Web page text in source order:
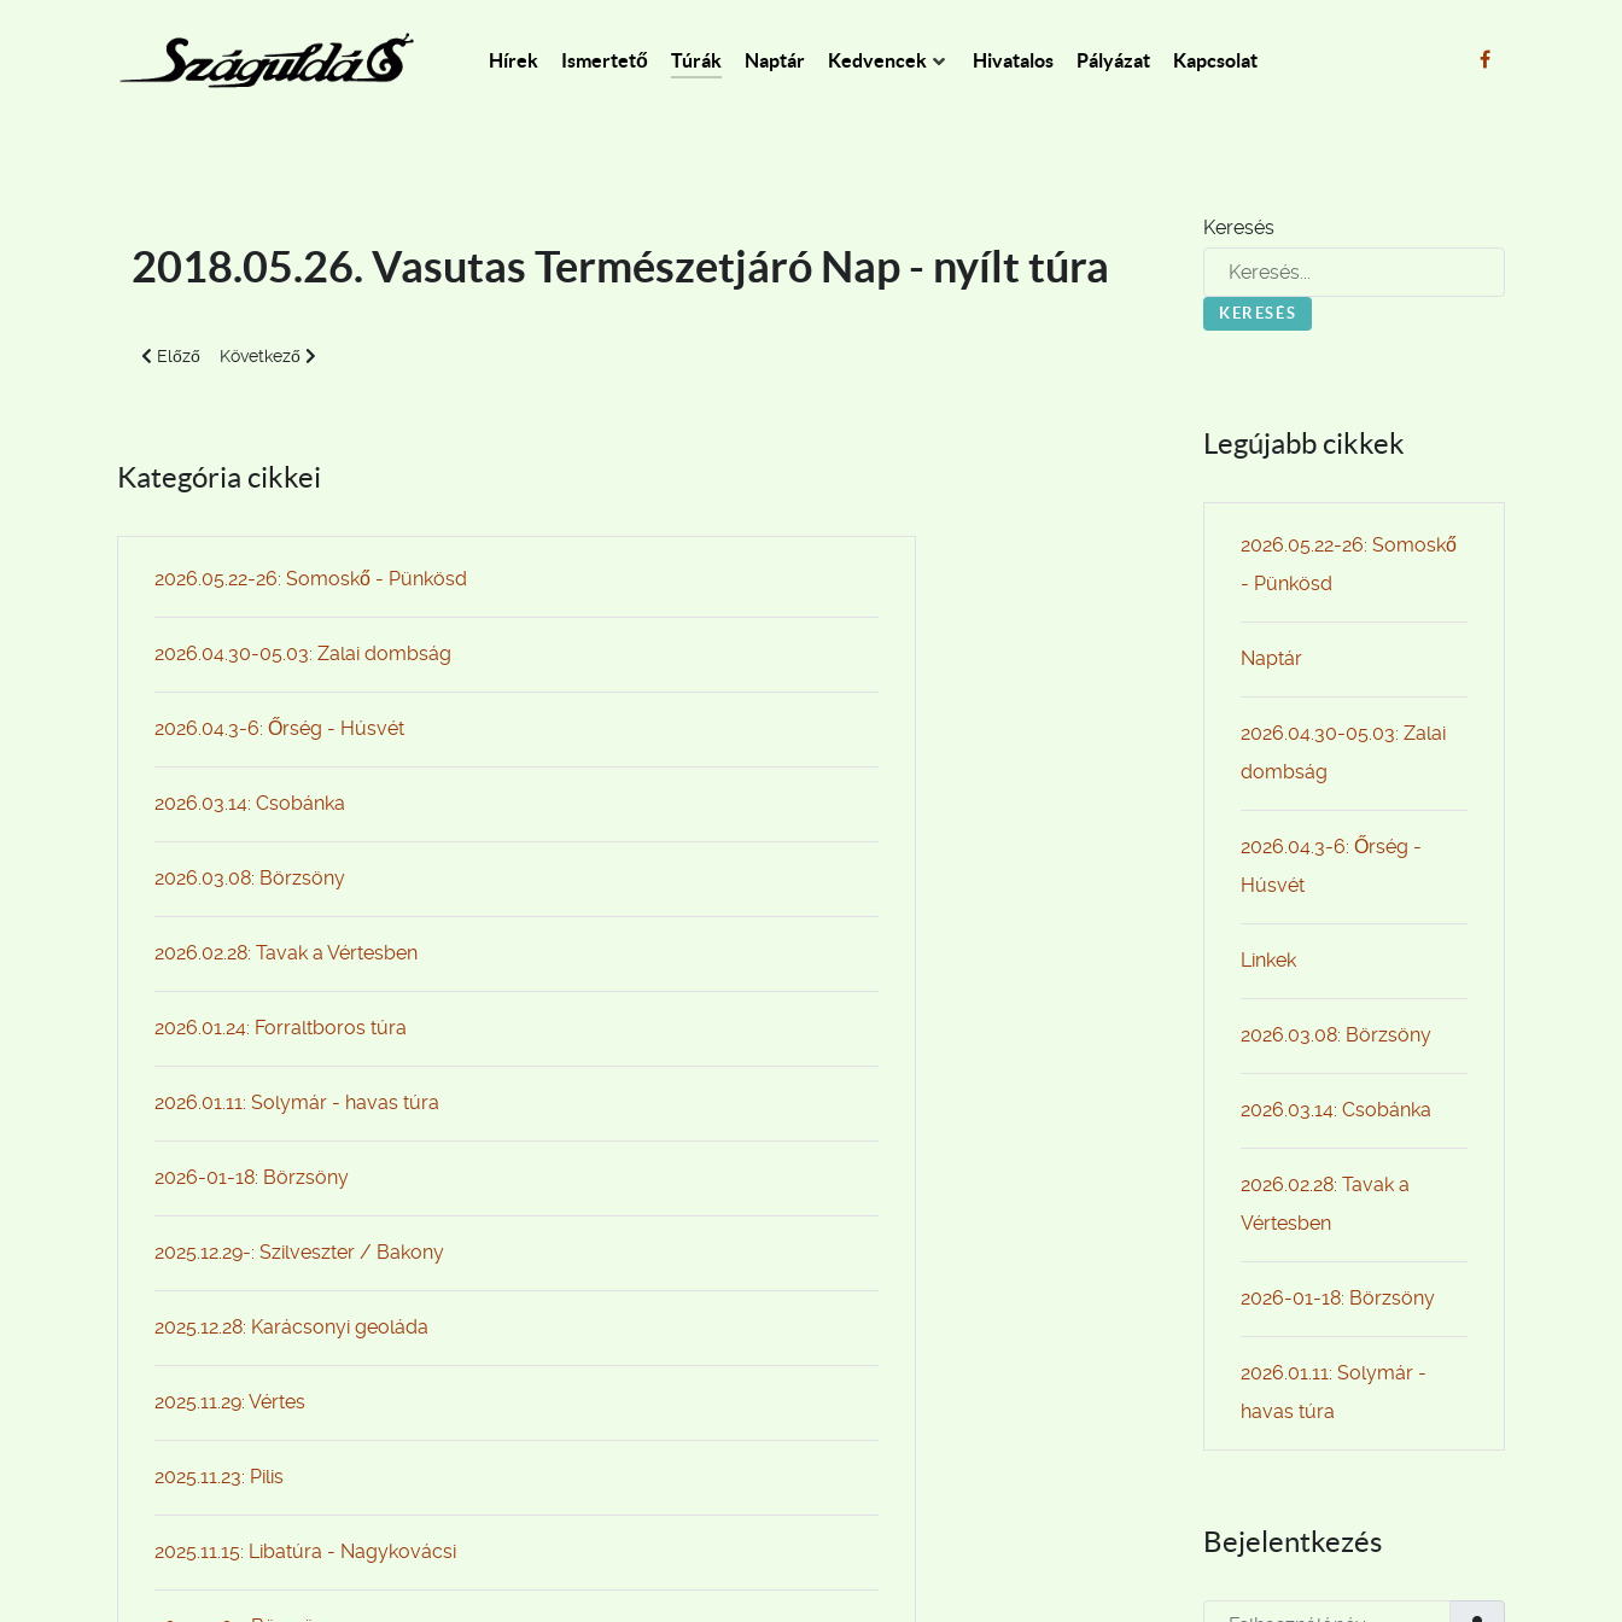
Hírek Ismertető Túrák Naptár Kedvencek Hivatalos Pályázat Kapcsolat
2018.05.26. Vasutas Természetjáró Nap - nyílt túra
Előző cikk: 2018.06.20-24.VTSZ-találkozó - Pécs
Előző Következő cikk: 2018.04.08. VTSZ vicinális túra - nyílt túra
Következő
Kategória cikkei
2026.05.22-26: Somoskő - Pünkösd
2026.04.30-05.03: Zalai dombság
2026.04.3-6: Őrség - Húsvét
2026.03.14: Csobánka
2026.03.08: Börzsöny
2026.02.28: Tavak a Vértesben
2026.01.24: Forraltboros túra
2026.01.11: Solymár - havas túra
2026-01-18: Börzsöny
2025.12.29-: Szilveszter / Bakony
2025.12.28: Karácsonyi geoláda
2025.11.29: Vértes
2025.11.23: Pilis
2025.11.15: Libatúra - Nagykovácsi
Keresés
KERESÉS
Legújabb cikkek
2026.05.22-26: Somoskő
- Pünkösd
Naptár
2026.04.30-05.03: Zalai
dombság
2026.04.3-6: Őrség -
Húsvét
Linkek
2026.03.08: Börzsöny
2026.03.14: Csobánka
2026.02.28: Tavak a
Vértesben
2026-01-18: Börzsöny
2026.01.11: Solymár -
havas túra
Bejelentkezés